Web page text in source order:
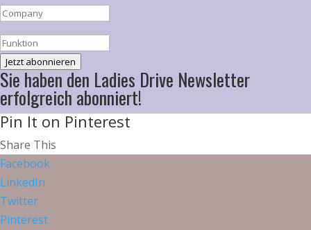
Jetzt abonnieren
Sie haben den Ladies Drive Newsletter
erfolgreich abonniert!
Pin It on Pinterest
Share This
Facebook
LinkedIn
Twitter
Pinterest